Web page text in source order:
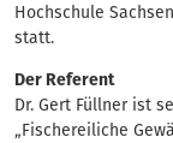
Hochschule
statt.
Der Referent
Dr. Gert Füllner ist
„Fischereiliche